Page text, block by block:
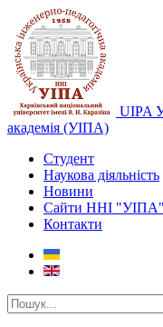
UIPA
академія (УІПА)
Студент
Наукова діяльність
Новини
Сайти ННІ "УІПА"
Контакти